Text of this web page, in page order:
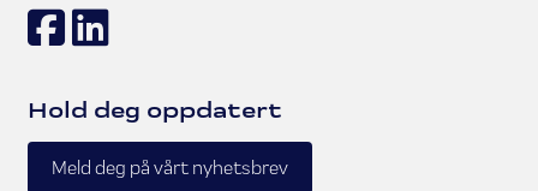
Facebook
LinkedIn
Hold deg oppdatert
Meld deg på vårt nyhetsbrev